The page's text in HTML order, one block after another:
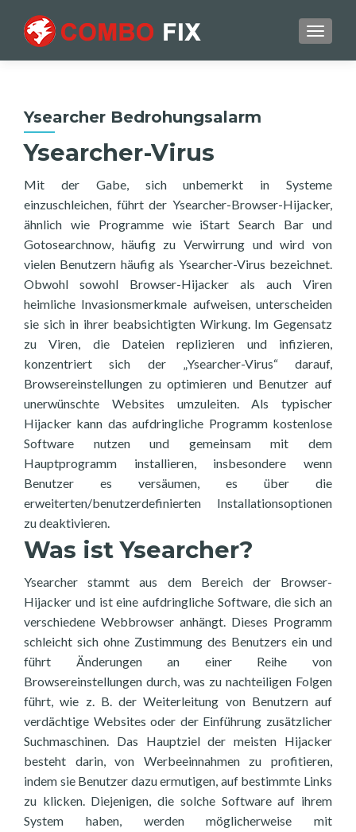
Ysearcher Bedrohungsalarm
Ysearcher-Virus
Mit der Gabe, sich unbemerkt in Systeme
einzuschleichen, führt der Ysearcher-Browser-Hijacker,
ähnlich wie Programme wie iStart Search Bar und
Gotosearchnow, häufig zu Verwirrung und wird von
vielen Benutzern häufig als Ysearcher-Virus bezeichnet.
Obwohl sowohl Browser-Hijacker als auch Viren
heimliche Invasionsmerkmale aufweisen, unterscheiden
sie sich in ihrer beabsichtigten Wirkung. Im Gegensatz
zu Viren, die Dateien replizieren und infizieren,
konzentriert sich der „Ysearcher-Virus“ darauf,
Browsereinstellungen zu optimieren und Benutzer auf
unerwünschte Websites umzuleiten. Als typischer
Hijacker kann das aufdringliche Programm kostenlose
Software nutzen und gemeinsam mit dem
Hauptprogramm installieren, insbesondere wenn
Benutzer es versäumen, es über die
erweiterten/benutzerdefinierten Installationsoptionen
zu deaktivieren.
Was ist Ysearcher?
Ysearcher stammt aus dem Bereich der Browser-
Hijacker und ist eine aufdringliche Software, die sich an
verschiedene Webbrowser anhängt. Dieses Programm
schleicht sich ohne Zustimmung des Benutzers ein und
führt Änderungen an einer Reihe von
Browsereinstellungen durch, was zu nachteiligen Folgen
führt, wie z. B. der Weiterleitung von Benutzern auf
verdächtige Websites oder der Einführung zusätzlicher
Suchmaschinen. Das Hauptziel der meisten Hijacker
besteht darin, von Werbeeinnahmen zu profitieren,
indem sie Benutzer dazu ermutigen, auf bestimmte Links
zu klicken. Diejenigen, die solche Software auf ihrem
System haben, werden möglicherweise mit